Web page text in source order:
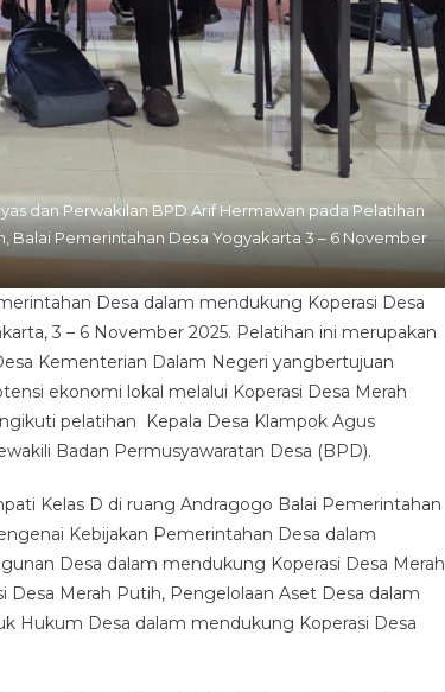
dan Perwakilan BPD Arif Hermawan pada Pelatihan
Balai Pemerintahan Desa Yogyakarta 3 – 6 November
Desa dalam mendukung Koperasi Desa
3 – 6 November 2025. Pelatihan ini merupakan
Kementerian Dalam Negeri yangbertujuan
ekonomi lokal melalui Koperasi Desa Merah
pelatihan Kepala Desa Klampok Agus
Badan Permusyawaratan Desa (BPD).
Kelas D di ruang Andragogo Balai Pemerintahan
Kebijakan Pemerintahan Desa dalam
Desa dalam mendukung Koperasi Desa Merah
Merah Putih, Pengelolaan Aset Desa dalam
Hukum Desa dalam mendukung Koperasi Desa